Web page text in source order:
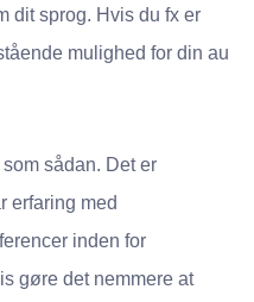
dit sprog. Hvis du fx er
mulighed for din au
sådan. Det er
erfaring med
inden for
gøre det nemmere at